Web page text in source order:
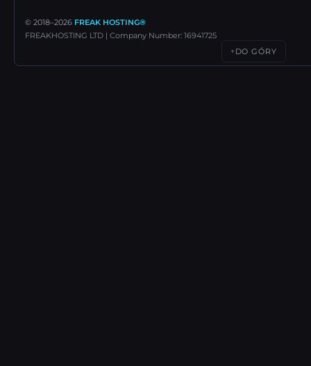
© 2018–2026 FREAK HOSTING®
FREAKHOSTING LTD | Company Number: 16941725
↑ DO GÓRY